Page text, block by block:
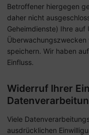
Betroffener hiergegen
daher nicht
Geheimdienste) Ihre
speichern. Wir haben
Einfluss.
Widerruf Ihrer
Viele
ausdrücklichen